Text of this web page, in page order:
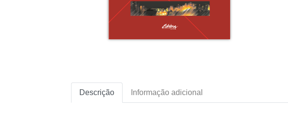
Descrição Informação adicional